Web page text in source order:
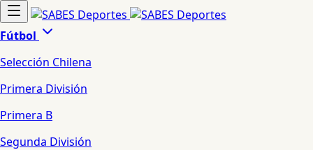
Fútbol
Selección Chilena
Primera División
Primera B
Segunda División